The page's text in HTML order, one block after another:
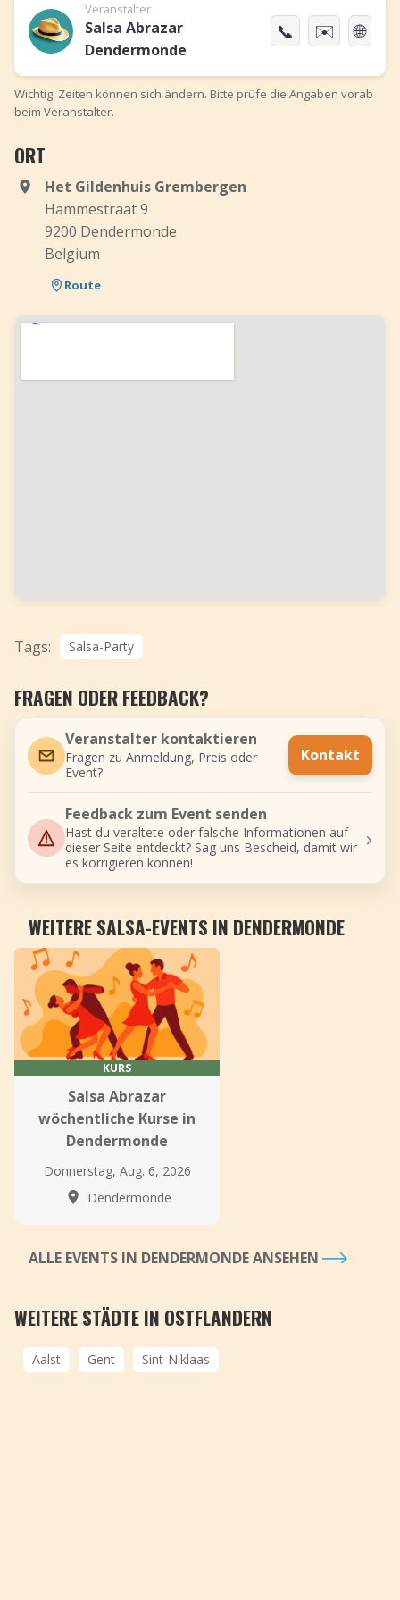
Veranstalter
Salsa Abrazar
Dendermonde
📞 ✉️ 🌐
Wichtig: Zeiten können sich ändern. Bitte prüfe die Angaben vorab
beim Veranstalter.
ORT
Het Gildenhuis Grembergen
Hammestraat 9
9200 Dendermonde
Belgium
Route
Tags: Salsa-Party
FRAGEN ODER FEEDBACK?
Veranstalter kontaktieren
Fragen zu Anmeldung, Preis oder
Event?
Kontakt
Feedback zum Event senden
Hast du veraltete oder falsche Informationen auf
dieser Seite entdeckt? Sag uns Bescheid, damit wir
es korrigieren können!
›
WEITERE SALSA-EVENTS IN DENDERMONDE
KURS
Salsa Abrazar
wöchentliche Kurse in
Dendermonde
Donnerstag, Aug. 6, 2026
Dendermonde
ALLE EVENTS IN DENDERMONDE ANSEHEN
WEITERE STÄDTE IN OSTFLANDERN
Aalst Gent Sint-Niklaas